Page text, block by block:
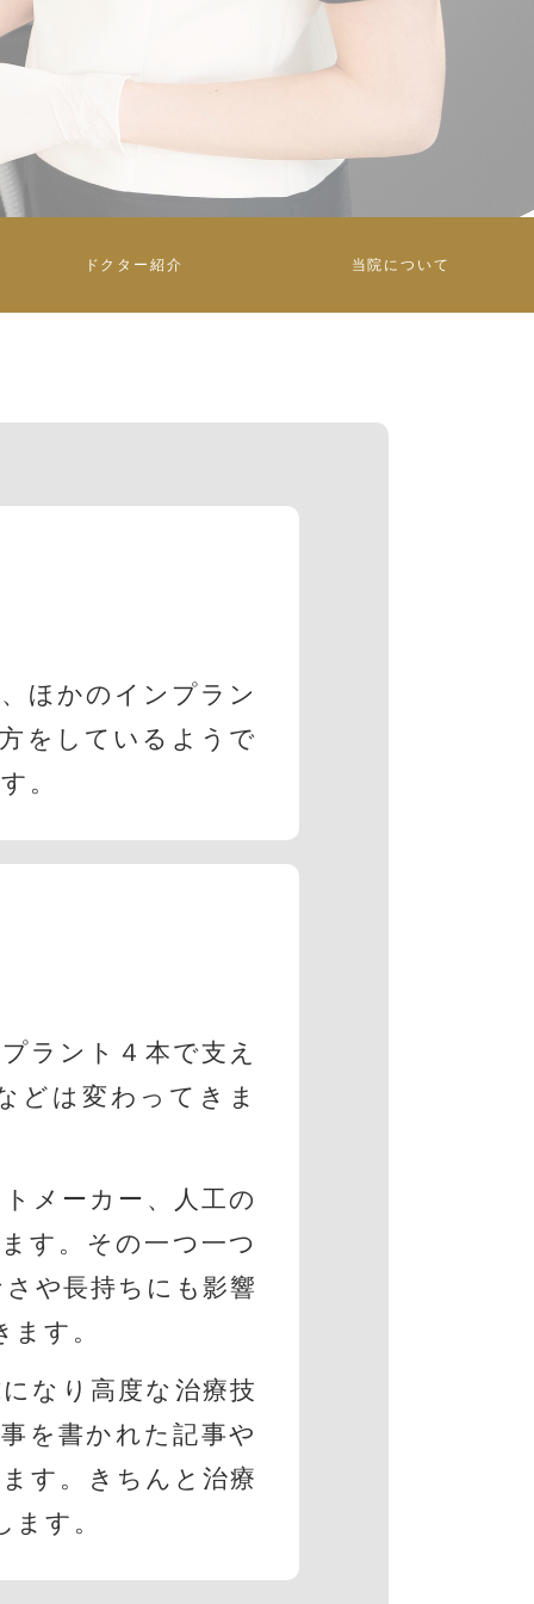
ドクター紹介 当院について
ほかのインプラン
をしているようで
。
ラント４本で支え
どは変わってきま
メーカー、人工の
す。その一つ一つ
や長持ちにも影響
す。
なり高度な治療技
を書かれた記事や
す。きちんと治療
す。